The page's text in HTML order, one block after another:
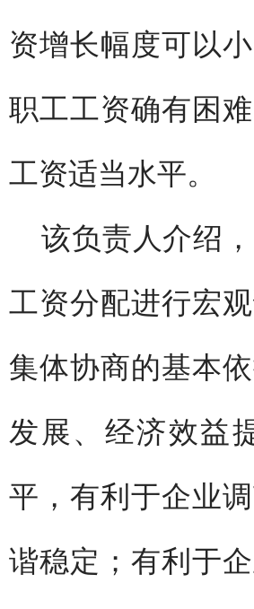
资增长幅度可以
职工工资确有困
工资适当水平。
该负责人介绍
工资分配进行宏
集体协商的基本
发展、经济效益
平，有利于企业
谐稳定；有利于